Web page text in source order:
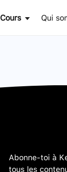
Cours Qui
Abonne-toi à
tous les